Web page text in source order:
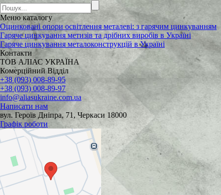
Менюкаталогу
Оцинковані опори освітлення металеві: з гарячим цинкуванням
Гаряче цинкування метизів та дрібних виробів в Україні
Гаряче цинкування металоконструкцій в Україні
Контакти
ТОВ АЛІАС УКРАЇНА
Комерційний Відділ
+38 (093) 008-89-95
+38 (093) 008-89-97
info@aliasukraine.com.ua
Написати нам
вул. Героїв Дніпра, 71, Черкаси 18000
Графік роботи